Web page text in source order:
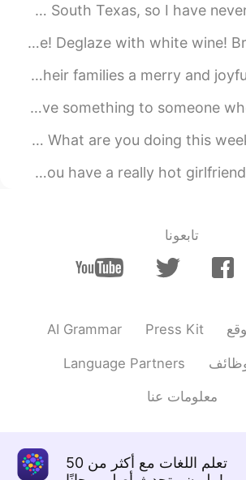
감사
2019.09.03 10:51
ㅋㅋㅋㅋㅋ 아버님이 한국
2019.09.03 10:37
피는 못 속는
.
My friend sent me this picture from Colorado 😊 I live in South Texas,
Tonight dinner is Pork Chops with apple 🍎 butter 🧈 sauce! Deglaze
from my heart: ❤️ I wish my Christian friends & their families a
英语口语 How's your weekend going? How's your Saturday going? What are
英语口语 I wish. Did you golf today? No, I wish. Do you have a
تابعونا
AI Grammar Press Kit
Language Partners
معلومات عنا
تعلم اللغات مع أكثر من 50